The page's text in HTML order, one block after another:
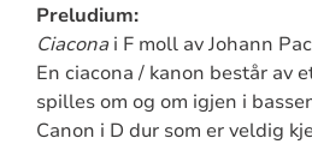
Preludium:
Ciaconai F moll av Johann
En ciacona / kanon består av
spilles om og om igjen i
Canon i D dur som er veldig